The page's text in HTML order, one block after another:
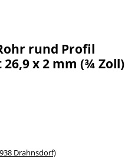
rund Profil
x 2 mm (¾ Zoll)
Drahnsdorf)